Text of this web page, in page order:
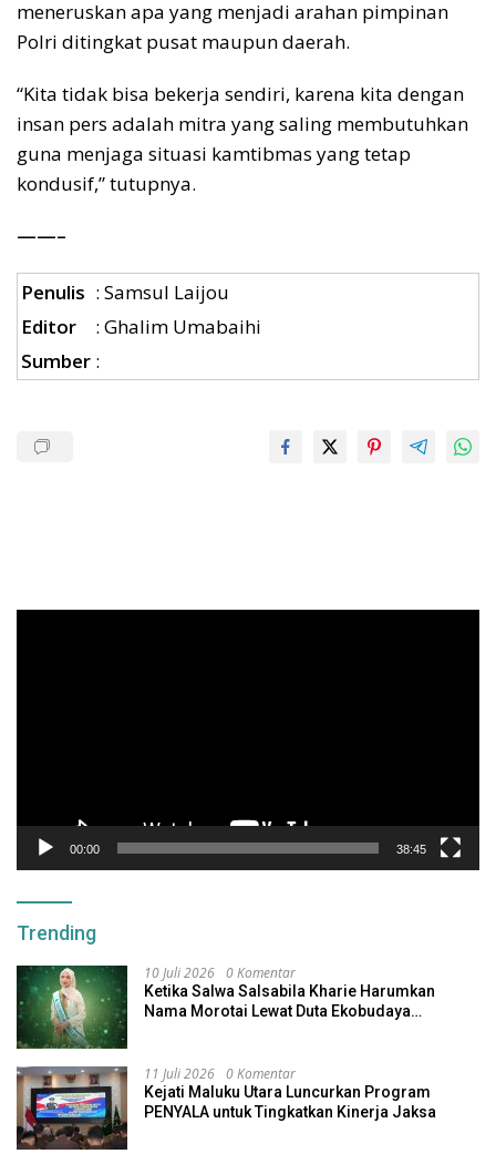
meneruskan apa yang menjadi arahan pimpinan
Polri ditingkat pusat maupun daerah.
“Kita tidak bisa bekerja sendiri, karena kita dengan
insan pers adalah mitra yang saling membutuhkan
guna menjaga situasi kamtibmas yang tetap
kondusif,” tutupnya.
——–
Penulis : Samsul Laijou
Editor
: Ghalim Umabaihi
Sumber :
00:00 38:45
Trending
10 Juli 2026 0 Komentar
Ketika Salwa Salsabila Kharie Harumkan
Nama Morotai Lewat Duta Ekobudaya
11 Juli 2026 0 Komentar
Kejati Maluku Utara Luncurkan Program
PENYALA untuk Tingkatkan Kinerja Jaksa